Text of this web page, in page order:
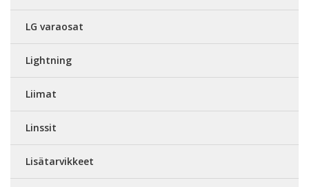
LG varaosat
Lightning
Liimat
Linssit
Lisätarvikkeet